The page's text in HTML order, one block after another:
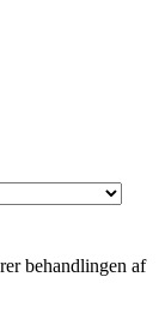
behandlingen af